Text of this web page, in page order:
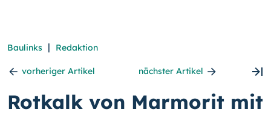
Baulinks | Redaktion
vorheriger Artikel nächster Artikel
Rotkalk von Marmorit mit